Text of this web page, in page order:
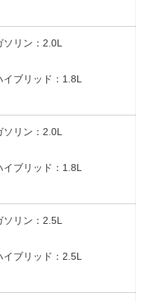
ソリン：2.0L
イブリッド：1.8L
ソリン：2.0L
イブリッド：1.8L
ソリン：2.5L
イブリッド：2.5L